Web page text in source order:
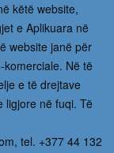
këtë website,
e Aplikuara në
website janë për
Në të
e të drejtave
ligjore në fuqi. Të
, tel. +377 44 132